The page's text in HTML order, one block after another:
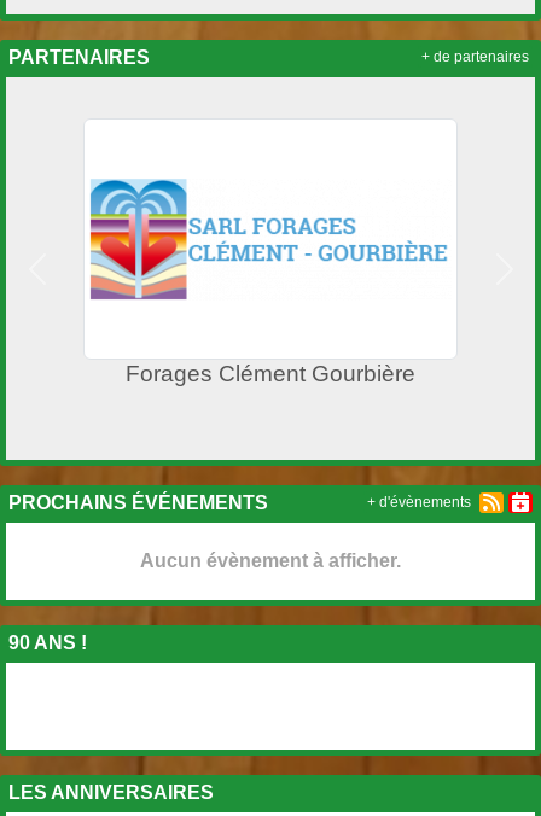
PARTENAIRES
Forages Clément Gourbière
Précedent
+ de partenaires
PROCHAINS ÉVÉNEMENTS
Aucun évènement à afficher.
+ d'évènements
90 ANS !
LES ANNIVERSAIRES